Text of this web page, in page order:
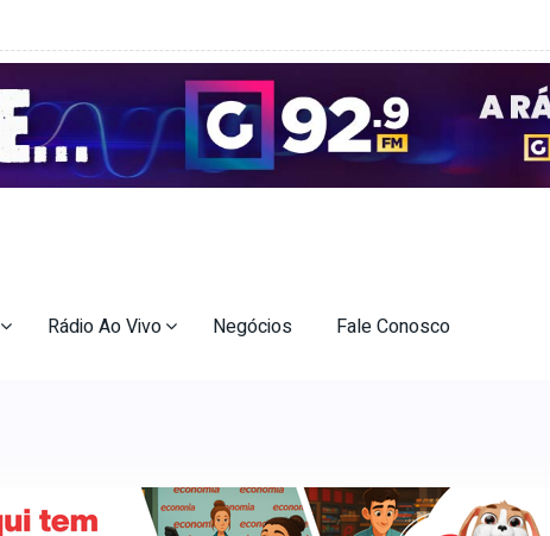
Rádio Ao Vivo Negócios Fale Conosco